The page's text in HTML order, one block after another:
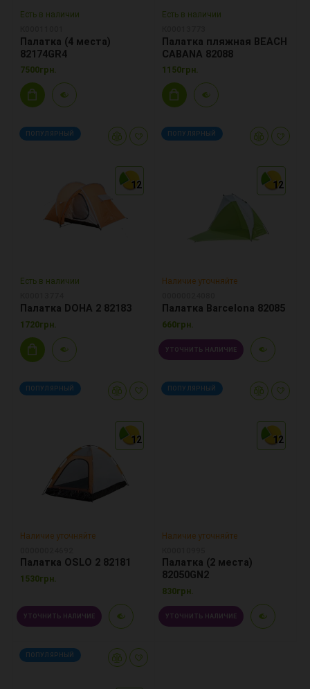
Есть в наличии
Палатка (4 места)
82174GR4
7500грн.
Есть в наличии
Палатка пляжная BEACH
CABANA 82088
1150грн.
12
12
12
ПОПУЛЯРНЫЙ
Есть в наличии
Палатка DOHA 2 82183
1720грн.
12
12
12
ПОПУЛЯРНЫЙ
Наличие уточняйте
Палатка Barcelona 82085
660грн.
УТОЧНИТЬ НАЛИЧИЕ
12
12
12
ПОПУЛЯРНЫЙ
Наличие уточняйте
Палатка OSLO 2 82181
1530грн.
УТОЧНИТЬ НАЛИЧИЕ
12
12
12
ПОПУЛЯРНЫЙ
Наличие уточняйте
Палатка (2 места)
82050GN2
830грн.
УТОЧНИТЬ НАЛИЧИЕ
ПОПУЛЯРНЫЙ